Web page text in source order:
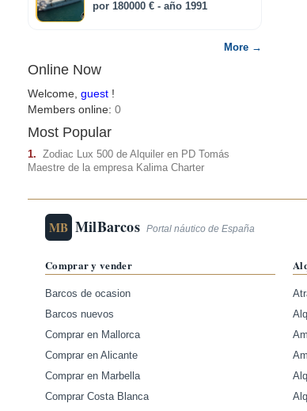
por 180000 € - año 1991
More →
Online Now
Welcome, guest !
Members online: 0
Most Popular
1.
Zodiac Lux 500 de Alquiler en PD Tomás
Maestre de la empresa Kalima Charter
MB MilBarcos Portal náutico de España
Comprar y vender
Barcos de ocasion
Barcos nuevos
Comprar en Mallorca
Comprar en Alicante
Comprar en Marbella
Comprar Costa Blanca